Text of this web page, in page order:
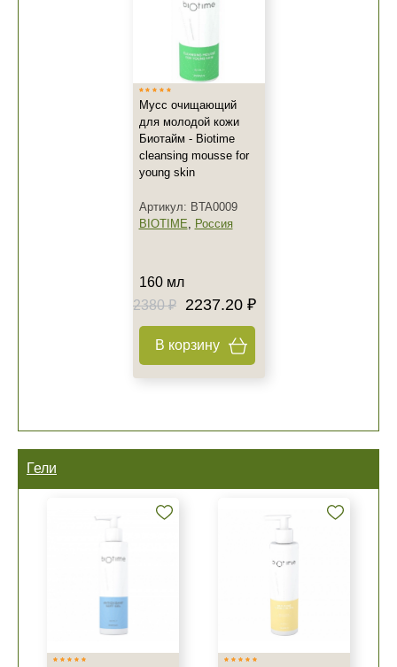
Мусс очищающий
для молодой кожи
Биотайм - Biotime
cleansing mousse for
young skin
Артикул: BTA0009
BIOTIME, Россия
160 мл
2380 ₽
2237.20 ₽
В корзину
Гели